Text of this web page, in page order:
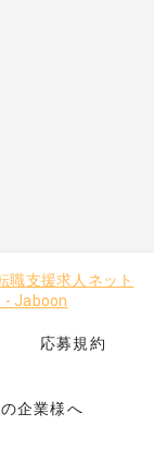
職支援求人ネット
- Jaboon
応募規約
企業様へ